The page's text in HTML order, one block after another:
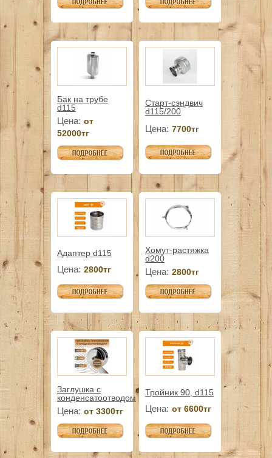
Бак на трубе
d115
Цена: от
52000тг
Старт-сэндвич
d115/200
Цена: 7700тг
Адаптер d115
Цена: 2800тг
Хомут-растяжка
d200
Цена: 2800тг
Заглушка с
конденсатоотводом
Цена: от 3300тг
Тройник 90, d115
Цена: от 6600тг